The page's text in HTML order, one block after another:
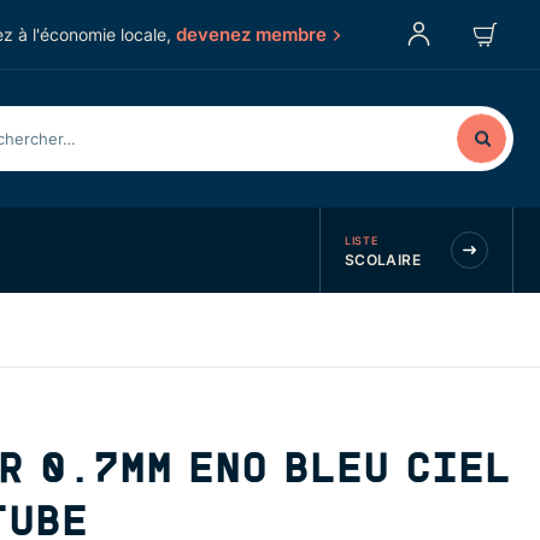
à l'économie locale, devenez membre
LISTE
SCOLAIRE
0.7MM ENO BLEU CIEL